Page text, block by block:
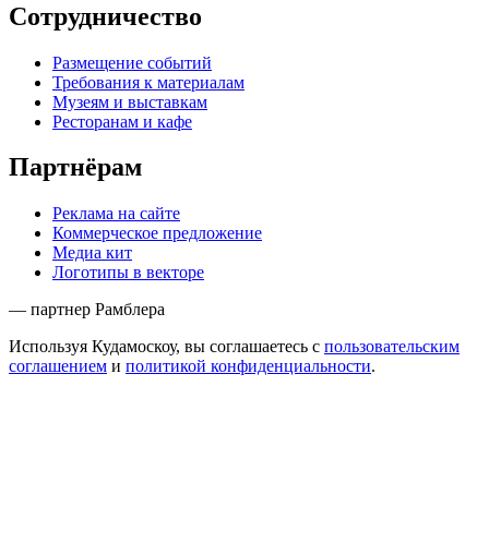
Сотрудничество
Размещение событий
Требования к материалам
Музеям и выставкам
Ресторанам и кафе
Партнёрам
Реклама на сайте
Коммерческое предложение
Медиа кит
Логотипы в векторе
— партнер Рамблера
Используя Кудамоскоу, вы соглашаетесь с пользовательским
соглашением и политикой конфиденциальности.